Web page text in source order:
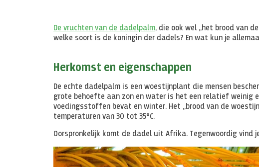
De vruchten van de dadelpalm, die ook wel „het brood van
welke soort is de koningin der dadels? En wat kun je
Herkomst en eigenschappen
De echte dadelpalm is een woestijnplant die mensen
grote behoefte aan zon en water is het een relatief weinig
voedingsstoffen bevat en winter. Het „brood van de
temperaturen van 30 tot 35°C.
Oorspronkelijk komt de dadel uit Afrika. Tegenwoordig vind